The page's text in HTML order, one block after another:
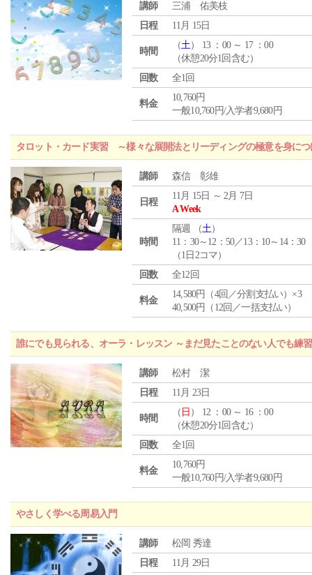
講師
三浦 佑美枝
日程
11月 15日
時間
（土） 13 ：00 ～ 17 ：00
（休憩20分1回含む）
回数
全1回
料金
10,760円
一般10,760円/入学者9,680円
タロット・カード実習 ～様々な展開法とリーディングの極意を身につ
講師 森信 彰雄
日程
11月 15日 ～ 2月 7日
A Week
時間
隔週 （土）
11：30～12：50／13：10～14：30
（1日2コマ）
回数
全12回
料金
14,580円（4回／分割支払い）×3
40,500円（12回／一括支払い）
誰にでも見られる、オーラ・レッスン ～まだ見たことのない人でも練
講師
松村 潔
日程
11月 23日
時間
（ 日 ） 12 ：00 ～ 16 ：00
（休憩20分1回含む）
回数
全1回
料金
10,760円
一般10,760円/入学者9,680円
やさしく学べる周易入門
講師
松岡 秀達
日程
11月 29日